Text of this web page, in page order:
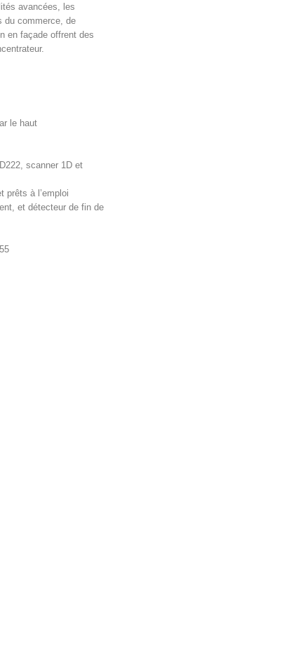
avancées, les
du commerce, de
en façade offrent des
le haut
scanner 1D et
prêts à l’emploi
et détecteur de fin de